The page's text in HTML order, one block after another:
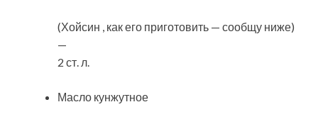
(Хойсин , как его приготовить — сообщу ниже)
—
2 ст. л.
Масло кунжутное